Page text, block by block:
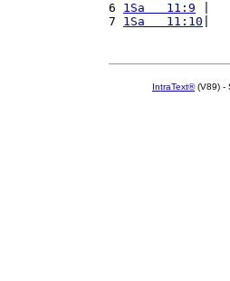
6 1Sa   11:9 |
7 1Sa   11:10 |
IntraText®(V89) -